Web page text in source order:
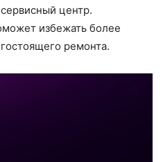
центр.
избежать более
ремонта.